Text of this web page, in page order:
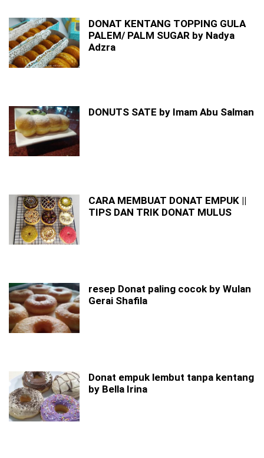
DONAT KENTANG TOPPING GULA
PALEM/ PALM SUGAR by Nadya
Adzra
DONUTS SATE by Imam Abu Salman
CARA MEMBUAT DONAT EMPUK ||
TIPS DAN TRIK DONAT MULUS
resep Donat paling cocok by Wulan
Gerai Shafila
Donat empuk lembut tanpa kentang
by Bella Irina